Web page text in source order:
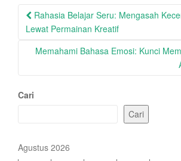
Post
navigation
Rahasia Belajar Seru: Mengasah
Lewat Permainan Kreatif
Memahami Bahasa Emosi: Kunci
Cari
Cari
Agustus 2026